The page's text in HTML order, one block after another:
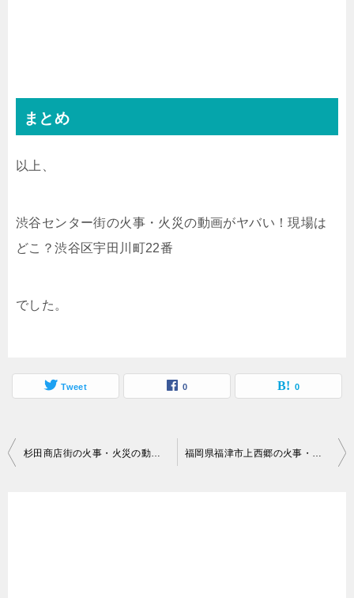
まとめ
以上、
渋谷センター街の火事・火災の動画がヤバい！現場は
どこ？渋谷区宇田川町22番
でした。
Tweet 0 0
投
杉田商店街の火事・火災の動画がヤバい！現場はどこ？八百屋（吉津屋）の二階！横浜市磯子区杉田１丁目12番！新杉田駅東側！ 福岡県福津市上西郷の火事・火災の動画がヤバい！現場はどこ？スクラップ置き場！原因は産業廃棄物から出火か？